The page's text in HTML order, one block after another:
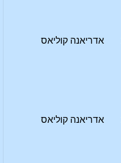
אדריאנה קוליאס
אדריאנה קוליאס